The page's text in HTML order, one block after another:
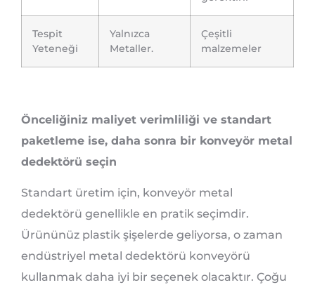
Tespit
Yeteneği
Yalnızca
Metaller.
Çeşitli
malzemeler
Önceliğiniz maliyet verimliliği ve standart
paketleme ise, daha sonra bir konveyör metal
dedektörü seçin
Standart üretim için, konveyör metal
dedektörü genellikle en pratik seçimdir.
Ürününüz plastik şişelerde geliyorsa, o zaman
endüstriyel metal dedektörü konveyörü
kullanmak daha iyi bir seçenek olacaktır. Çoğu